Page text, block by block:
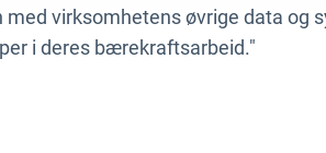
virksomhetens øvrige data og
i deres bærekraftsarbeid."